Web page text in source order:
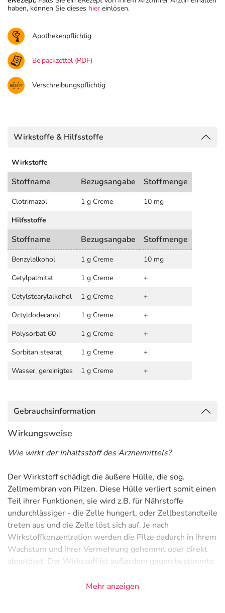
haben, können Sie dieses hier einlösen.
Apothekenpflichtig
Beipackzettel (PDF)
Verschreibungspflichtig
Wirkstoffe & Hilfsstoffe
Wirkstoffe
Stoffname Bezugsangabe Stoffmenge
Clotrimazol 1 g Creme
10 mg
Hilfsstoffe
Stoffname Bezugsangabe Stoffmenge
Benzylalkohol 1 g Creme
10 mg
Cetylpalmitat
1 g Creme
+
Cetylstearylalkohol
1 g Creme
+
Octyldodecanol
1 g Creme
+
Polysorbat 60
1 g Creme
+
Sorbitan stearat
1 g Creme
+
Wasser, gereinigtes
1 g Creme +
Gebrauchsinformation
Wirkungsweise
Wie wirkt der Inhaltsstoff des Arzneimittels?
Der Wirkstoff schädigt die äußere Hülle, die sog.
Zellmembran von Pilzen. Diese Hülle verliert somit einen
Teil ihrer Funktionen, sie wird z.B. für Nährstoffe
undurchlässiger - die Zelle hungert, oder Zellbestandteile
treten aus und die Zelle löst sich auf. Je nach
Wirkstoffkonzentration werden die Pilze dadurch in ihrem
Wachstum und ihrer Vermehrung gehemmt oder direkt
abgetötet. Der Wirkstoff ist außerdem gegen bestimmte
Anwendungsgebiete
Mehr anzeigen